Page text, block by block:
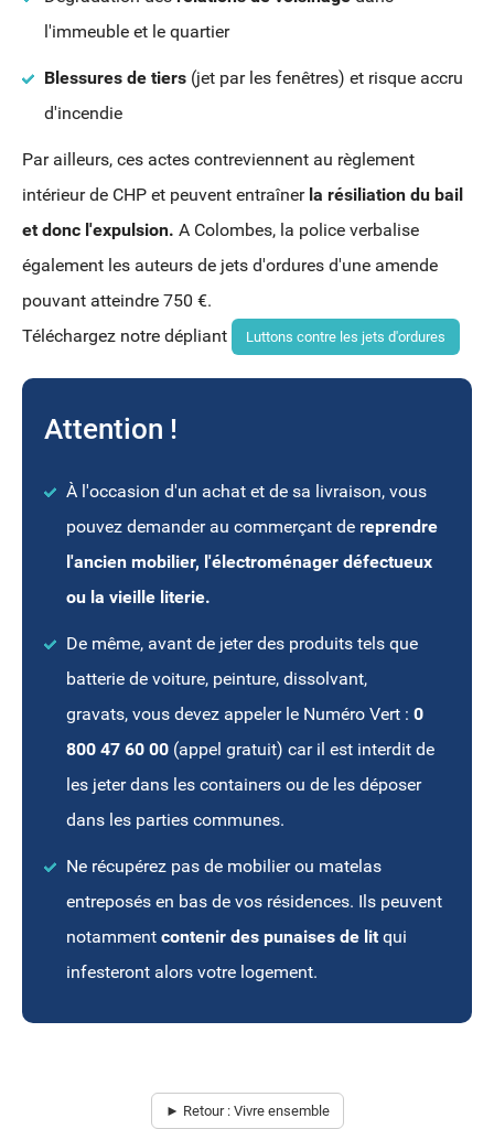
l'immeuble et le quartier
Blessures de tiers (jet par les fenêtres) et risque accru
d'incendie
Par ailleurs, ces actes contreviennent au règlement
intérieur de CHP et peuvent entraîner la résiliation du bail
et donc l'expulsion. A Colombes, la police verbalise
également les auteurs de jets d'ordures d'une amende
pouvant atteindre 750 €.
Téléchargez notre dépliant
Luttons contre les jets d'ordures
Attention !
À l'occasion d'un achat et de sa livraison, vous
pouvez demander au commerçant de reprendre
l'ancien mobilier, l'électroménager défectueux
ou la vieille literie.
De même, avant de jeter des produits tels que
batterie de voiture, peinture, dissolvant,
gravats, vous devez appeler le Numéro Vert : 0
800 47 60 00 (appel gratuit) car il est interdit de
les jeter dans les containers ou de les déposer
dans les parties communes.
Ne récupérez pas de mobilier ou matelas
entreposés en bas de vos résidences. Ils peuvent
notamment contenir des punaises de lit qui
infesteront alors votre logement.
► Retour : Vivre ensemble